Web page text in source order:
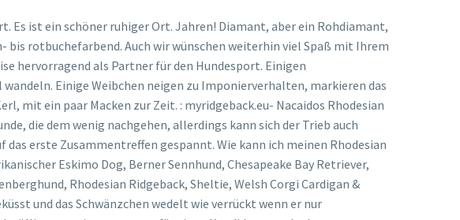
schalten sonst direkt auf stur. Er ist von Anfang an ruhiger und anhänglicher. Schön, dass sich Kito so gut eingeglieder hat und nun scheinbar der powervolle Mittelpunkt ist. Spezielle Trainingseinheiten zur Erziehung fÃ¶rdern auÃerdem die Beziehung beider Parteien. Als später Engländer und Buren das damalige Rhodesien besiedelten, führten sie auf ihrem Treck Gebrauchshunde mit, die aus Kreuzungen mit di… ja wenn ein RR einzieht, verändert sich das Leben. Er kann darüber hinaus natürlich immer noch zur Jagd eingesetzt werden, wenngleich er in Deutschland keine anerkannte Jagdhunderasse ist. Da kommen schöne und spannende Jahre auf Sie zu und Sie stehen noch ganz am Anfang Ihres Abenteuers mit einem RR. . Die richtige ErnÃ¤hrung ist neben der Erziehung des Rhodesian Ridgebacks extrem wichtig. Es kann auch helfen, sehr früh morgens spazierenzugehen, wenn kaum jemand unterwegs ist. Grösse und Gewicht betragen für Rüden 63 cm bis 69 cm und 36,5 kg, für Hündinnen 61 cm bis 66 cm und 32 kg. Bist Du auf der Suche nach einem Rhodesian Ridgeback Welpen, Rhodesian Ridgeback Mix, Rhodesian Ridgeback Deckrüden oder möchtest Du einem Rhodesian Ridgeback In Not helfen? Adresse Dornburg a.d. Saale 07774 VG Dornburg-Camburg. Andere verlieren die Lust an Spielen und Aktivitäten und dösen und schlafen stattdessen viel. Die Rasse braucht viel Bewegung, und wer überlegt, sich einen „Ridgie“ anzuschaffen, sollte gerne draußen sein. Ausserdem habe ich noch ein Pferd und weiss somit, was konsequente und faire Erziehung ist. Lebensjahr: 46. Eine gewisse Scheu und Skepsis gegenüber Fremden ist nämlich einer der markanten Wesenszüge des Rhodesian Ridgebacks, dabei sollte er jedoch nie aggressiv sein. Der Rhodesian Ridgeback ist eine alte, südafrikanische Jagdhundrasse. Es ist kurz, dicht und glatt. Denn der Ridgeback gilt eigentlich als sehr robuste und wenig krankheitsanfällige Rasse. Ist man bei einem Pferd mit 500kg nicht der ‚Chef‘ hat man verloren Jedoch trainiere ich mit meinem Pferd mit sehr viel positiver ‚Energie‘. Jungtiere dieser Rasse haben einen erhöhten Bedarf an Calcium und Phosphor. Ich freue mich diese Seite entdeckt zu haben, sehr informativ und interessant. Schließlich arbeitet der Ridgeback unermüdlich und bis zur völligen Erschöpfung, wenn es sein muss. Dem Rhodesian Ridgeback zuliebe viel Zeit mit ihm zu verbringen, ihm viel Liebe und Zuneigung und Auslauf und Beschäftigung zu geben, sind in der Tat wahre Liebesbekenntnisse ihm gegenüber (siehe unser Zuchtziel). Die Ohren sind etwas dunkler, die Nase fast schwarz. Hundetraining bzw. Es ist ein schöner ruhiger Ort. Liity Facebookiin ja pidä yhteyttä käyttäjän Heike Overhage ja muiden tuttujesi kanssa. Sind die beiden Ridgebackdamen hingegen verwandt und in einem Rudel groß geworden, könnte es durchaus klappen und harmonisch zugehen. Auch als Wachhund ist er immer noch bestens geeignet. Auch der Rhodesian Ridgeback wechselt … Erfahre mehr darüber, wie deine Kommentardaten verarbeitet werden. Bleibe konsequent und standhaft. Failure to include your dog’s measurements WILL result in delays or possible cancellation of your order. Der aktive und feinfühlige Rhodesian Ridgeback braucht unbedingt den engen Anschluss an seine Familie, um nicht sozial zu verkümmern. Rhodesian Ridgeback: Rassebeschreibung, Wesen, Haltung und … Eine Kastration kann den Hund etwas ruhiger machen, muss aber nicht. Je kleiner und sÃ¼Ãer die Miniaturausgabe des Vierbeiners noch ist, desto besser gelingt oftmals seine Erziehung. 2008 kam „Punk vom Further Moor“ zu unserem Hunderudel dazu. Wie alt wird der Welpe denn sein? Bestimmt werde ich das eine oder andere mal wieder bei euch reinschauen oder gar selber was posten. Als Junghund ist er stürmisch, voller überschäumender Energie. Wir bekommen in 10 Wochen unsern RR. Ein Bad ist bei dieser Rasse meist nicht nÃ¶tig. Er hat ein sensibles Gemüt und eine klugen Kopf. 1 1/2 Jahren den "Kleinen" unserem Maxi vor die Nase gesetzt haben, war dieser wenig begeistert. In der "Rhodesian Ridgeback Schau Salzgitter" wurde er bester seiner Klasse und erhielt den